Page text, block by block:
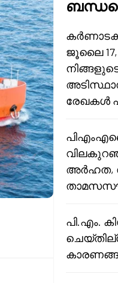
ജൂലൈ 17,
രേഖകൾ
അർഹത,
പി.എം.